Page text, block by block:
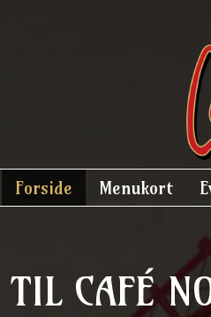
Forside Menukort
CAFÉ